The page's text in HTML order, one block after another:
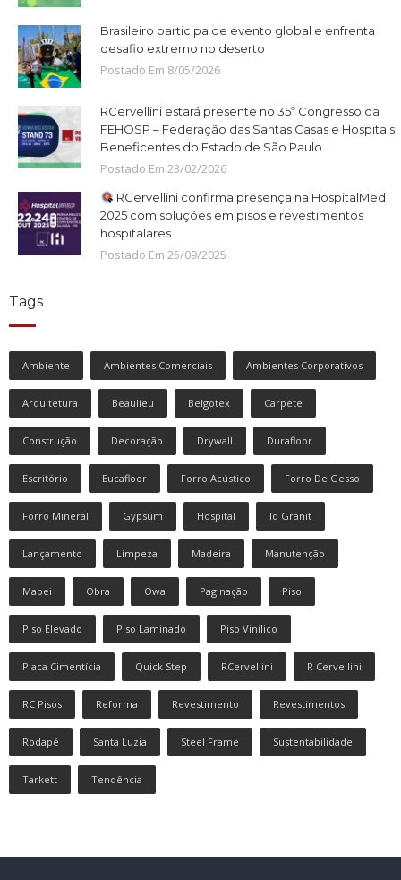
Brasileiro participa de evento global e enfrenta
desafio extremo no deserto
Postado Em 8/05/2026
RCervellini estará presente no 35º Congresso da
FEHOSP – Federação das Santas Casas e Hospitais
Beneficentes do Estado de São Paulo.
Postado Em 23/02/2026
RCervellini confirma presença na HospitalMed
2025 com soluções em pisos e revestimentos
hospitalares
Postado Em 25/09/2025
Tags
Ambiente Ambientes Comerciais Ambientes Corporativos
Arquitetura Beaulieu Belgotex Carpete
Construção Decoração Drywall Durafloor
Escritório Eucafloor Forro Acústico Forro De Gesso
Forro Mineral Gypsum Hospital Iq Granit
Lançamento Limpeza Madeira Manutenção
Mapei Obra Owa Paginação Piso
Piso Elevado Piso Laminado Piso Vinílico
Placa Cimentícia Quick Step RCervellini R Cervellini
RC Pisos Reforma Revestimento Revestimentos
Rodapé Santa Luzia Steel Frame Sustentabilidade
Tarkett Tendência